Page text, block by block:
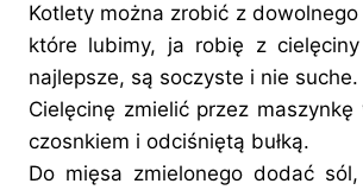
Kotlety można zrobić z
które lubimy, ja robię z
najlepsze, są soczyste i nie suche.
Cielęcinę zmielić przez
czosnkiem i odciśniętą bułką.
Do mięsa zmielonego dodać